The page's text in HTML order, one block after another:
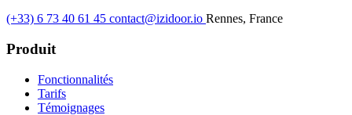
(+33) 6 73 40 61 45 contact@izidoor.io Rennes, France
Produit
Fonctionnalités
Tarifs
Témoignages